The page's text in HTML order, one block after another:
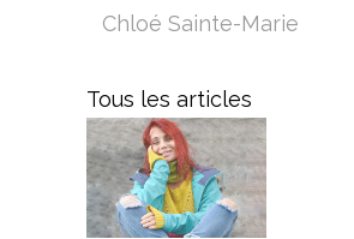
Tous les articles
Chloé Sainte-Marie